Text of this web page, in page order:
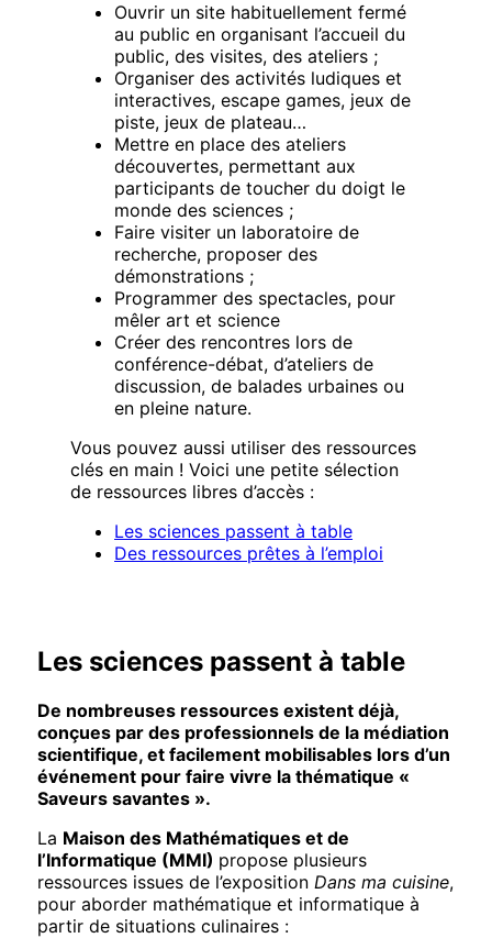
Ouvrir un site habituellement fermé
au public en organisant l’accueil du
public, des visites, des ateliers ;
Organiser des activités ludiques et
interactives, escape games, jeux de
piste, jeux de plateau…
Mettre en place des ateliers
découvertes, permettant aux
participants de toucher du doigt le
monde des sciences ;
Faire visiter un laboratoire de
recherche, proposer des
démonstrations ;
Programmer des spectacles, pour
mêler art et science
Créer des rencontres lors de
conférence-débat, d’ateliers de
discussion, de balades urbaines ou
en pleine nature.
Vous pouvez aussi utiliser des ressources
clés en main ! Voici une petite sélection
de ressources libres d’accès :
Les sciences passent à table
Des ressources prêtes à l’emploi
Les sciences passent à table
De nombreuses ressources existent déjà,
conçues par des professionnels de la médiation
scientifique, et facilement mobilisables lors d’un
événement pour faire vivre la thématique «
Saveurs savantes ».
La Maison des Mathématiques et de
l’Informatique (MMI) propose plusieurs
ressources issues de l’exposition Dans ma cuisine,
pour aborder mathématique et informatique à
partir de situations culinaires :